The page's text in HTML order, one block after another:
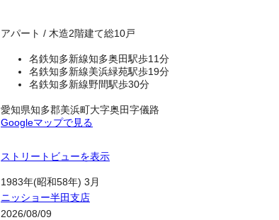
アパート / 木造2階建て総10戸
名鉄知多新線知多奥田駅歩11分
名鉄知多新線美浜緑苑駅歩19分
名鉄知多新線野間駅歩30分
愛知県知多郡美浜町大字奥田字儀路
Googleマップで見る
ストリートビューを表示
1983年(昭和58年) 3月
ニッショー半田支店
2026/08/09